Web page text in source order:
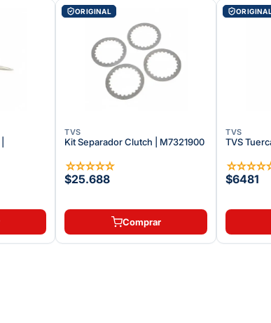
ORIGINAL
TVS
Kit Separador Clutch | M7321900
☆☆☆☆☆
$25.688
Comprar
ORIGINAL
TVS
TVS
☆☆☆☆
$6481